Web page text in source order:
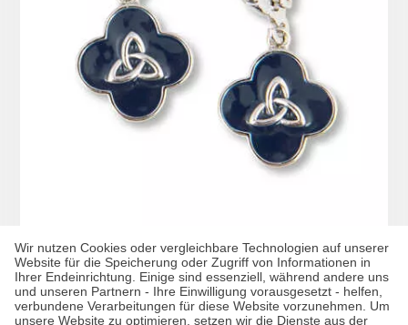
Wir nutzen Cookies oder vergleichbare Technologien auf unserer
Website für die Speicherung oder Zugriff von Informationen in
Ihrer Endeinrichtung. Einige sind essenziell, während andere uns
und unseren Partnern - Ihre Einwilligung vorausgesetzt - helfen,
verbundene Verarbeitungen für diese Website vorzunehmen. Um
unsere Website zu optimieren, setzen wir die Dienste aus der
Solvar-Ohrringe